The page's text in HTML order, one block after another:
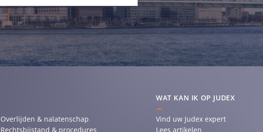
Overlijden & nalatenschap
Rechtsbijstand & procedures
WAT KAN IK OP JUDEX
Vind uw Judex expert
Lees artikelen